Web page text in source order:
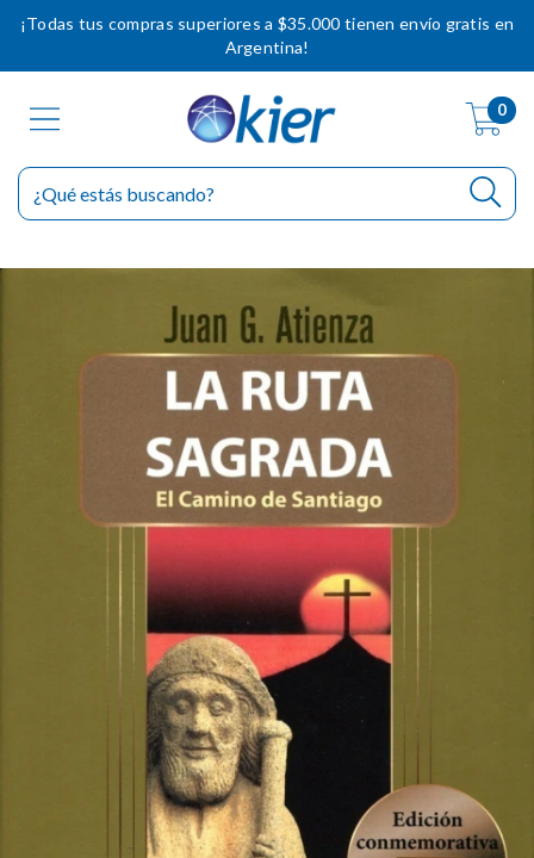
¡Todas tus compras superiores a $35.000 tienen envío gratis en
Argentina!
0